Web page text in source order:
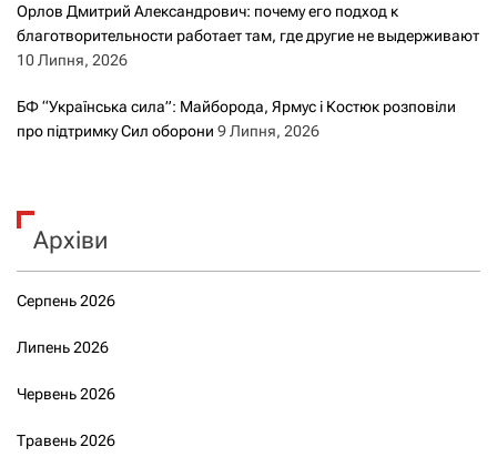
Орлов Дмитрий Александрович: почему его подход к
благотворительности работает там, где другие не выдерживают
10 Липня, 2026
БФ “Українська сила”: Майборода, Ярмус і Костюк розповіли
про підтримку Сил оборони 9 Липня, 2026
Архіви
Серпень 2026
Липень 2026
Червень 2026
Травень 2026